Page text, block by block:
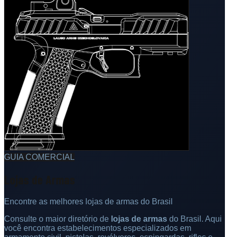
GUIA COMERCIAL
Encontre as melhores lojas de armas do Brasil
Consulte o maior diretório de lojas de armas do Brasil. Aqui
você encontra estabelecimentos especializados em